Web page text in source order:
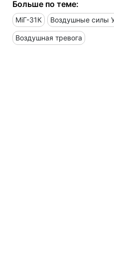
Больше по теме:
МіГ-31К Воздушные силы
Воздушная тревога